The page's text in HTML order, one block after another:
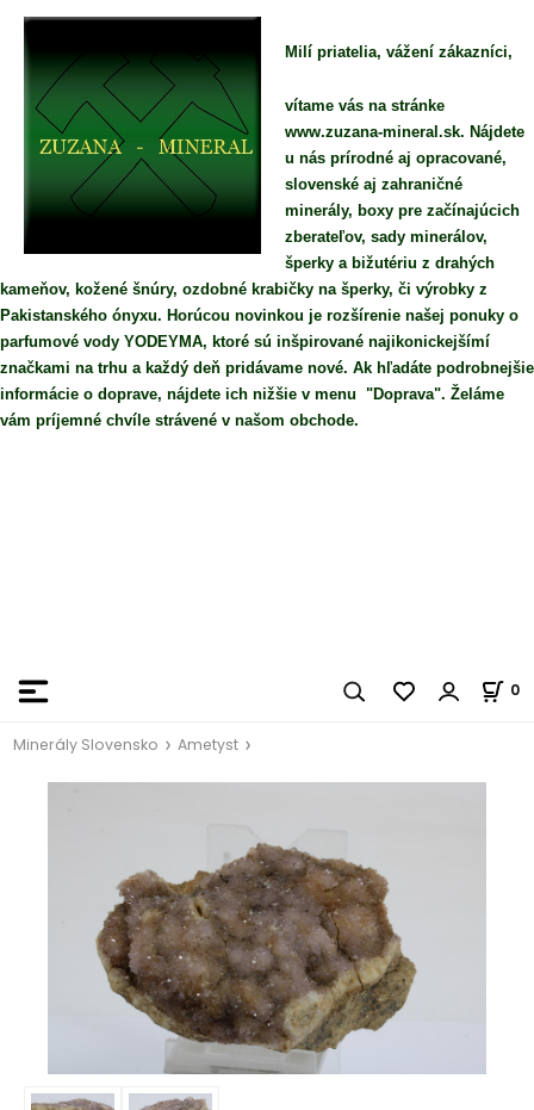
Milí priatelia, vážení zákazníci,
vítame vás na stránke
www.zuzana-mineral.sk. Nájdete
u nás prírodné aj opracované,
slovenské aj zahraničné
minerály, boxy pre začínajúcich
zberateľov, sady minerálov,
šperky a bižutériu z drahých
kameňov, kožené šnúry, ozdobné krabičky na šperky, či výrobky z
Pakistanského ónyxu. Horúcou novinkou je rozšírenie našej ponuky o
parfumové vody YODEYMA, ktoré sú inšpirované najikonickejšímí
značkami na trhu a každý deň pridávame nové. Ak hľadáte podrobnejšie
informácie o doprave, nájdete ich nižšie v menu "Doprava". Želáme
vám príjemné chvíle strávené v našom obchode.
0
Minerály Slovensko Ametyst